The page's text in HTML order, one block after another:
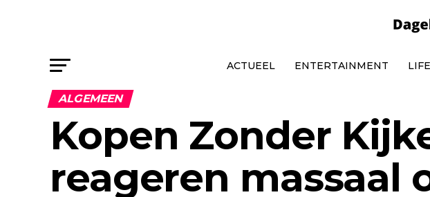
ACTUEEL ENTERTAINMENT
ALGEMEEN
Kopen Zonder
reageren massaal